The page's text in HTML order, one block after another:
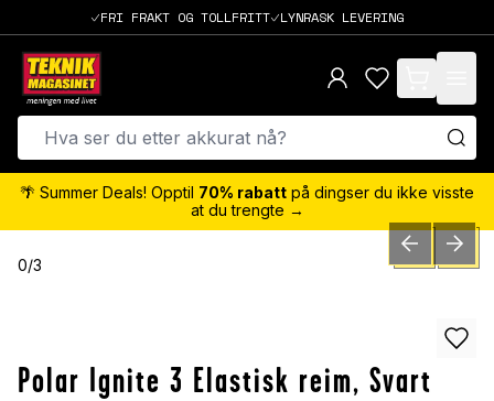
FRI FRAKT OG TOLLFRITT LYNRASK LEVERING
items in cart,
🌴 Summer Deals! Opptil 70% rabatt på dingser du ikke visste
at du trengte →
0/3 PREVIOUSNEXT
Polar Ignite 3 Elastisk reim, Svart